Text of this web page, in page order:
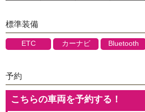
標準装備
ETC カーナビ Bluetooth
予約
こちらの車両を予約する！